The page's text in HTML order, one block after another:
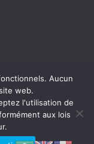
Aucun
web.
l'utilisation de
aux lois